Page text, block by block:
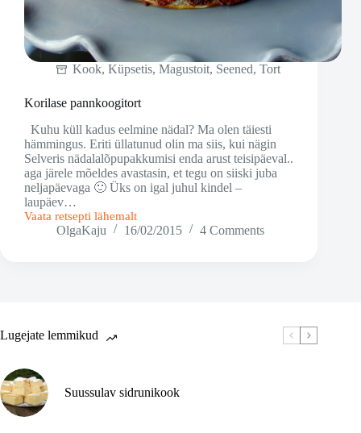
Kook, Küpsetis, Magustoit, Seened, Tort
Korilase pannkoogitort
Kuhu küll kadus eelmine nädal? Ma olen täiesti
hämmingus. Eriti üllatunud olin ma siis, kui nägin
Selveris nädalalõpupakkumisi enda arust teisipäeval..
aga järele mõeldes avastasin, et tegu on siiski juba
neljapäevaga 🙂 Üks on igal juhul kindel –
laupäev…
Vaata retsepti lähemalt
Korilase
pannkoogitort
OlgaKaju 16/02/2015 4 Comments
Lugejate lemmikud
Suussulav sidrunikook